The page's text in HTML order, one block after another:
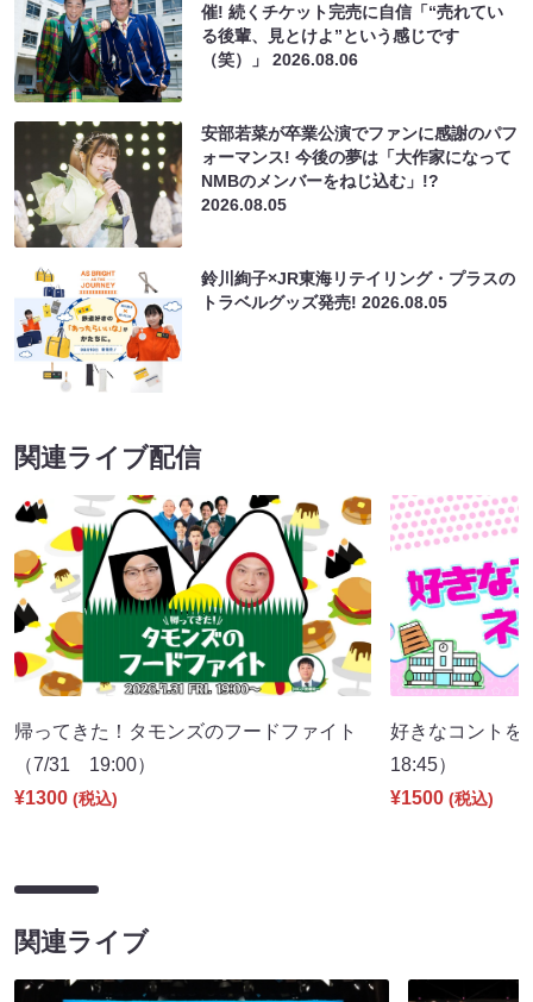
催! 続くチケット完売に自信「“売れてい
る後輩、見とけよ”という感じです
（笑）」2026.08.06
安部若菜が卒業公演でファンに感謝のパフ
ォーマンス! 今後の夢は「大作家になって
NMBのメンバーをねじ込む」!?
2026.08.05
鈴川絢子×JR東海リテイリング・プラスの
トラベルグッズ発売!2026.08.05
関連ライブ配信
帰ってきた！タモンズのフードファイト
（7/31 19:00）
¥1300 (税込)
好きなコント
18:45）
¥1500 (税込)
関連ライブ